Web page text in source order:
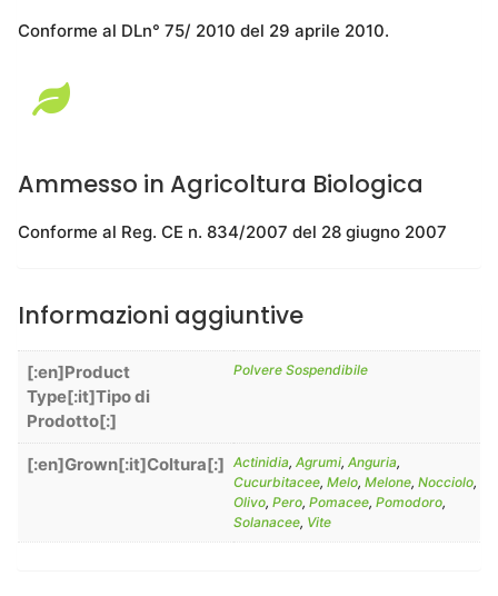
Conforme al DLn° 75/ 2010 del 29 aprile 2010.
Ammesso in Agricoltura Biologica
Conforme al Reg. CE n. 834/2007 del 28 giugno 2007
Informazioni aggiuntive
[:en]Product
Type[:it]Tipo di
Prodotto[:]
Polvere Sospendibile
[:en]Grown[:it]Coltura[:] Actinidia, Agrumi, Anguria,
Cucurbitacee, Melo, Melone, Nocciolo,
Olivo, Pero, Pomacee, Pomodoro,
Solanacee, Vite